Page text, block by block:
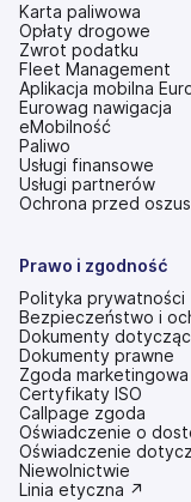
Karta paliwowa
Opłaty drogowe
Zwrot podatku
Fleet Management
Aplikacja mobilna
Eurowag nawigacja
eMobilność
Paliwo
Usługi finansowe
Usługi partnerów
Ochrona przed
Prawo i zgodność
Polityka prywatności
Bezpieczeństwo i
Dokumenty
Dokumenty prawne
Zgoda marketingowa
Certyfikaty ISO
Callpage zgoda
Oświadczenie o
(otwiera
się
w
Oświadczenie
Niewolnictwie
(otwiera
Linia etyczna ↗